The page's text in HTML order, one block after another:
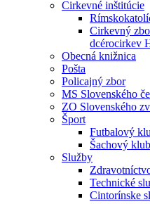
Cirkevné inštitúcie
Cirkevný
dcérocirkev
Obecná knižnica
Pošta
Policajný zbor
MS Slovenského
ZO Slovenského
Šport
Futbalový
Šachový klub
Služby
Technické
Cintorínske